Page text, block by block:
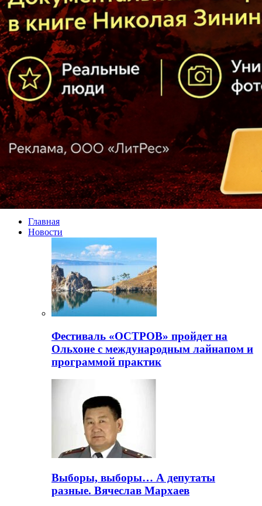
Главная
Новости
Фестиваль «ОСТРОВ» пройдет на
Ольхоне с международным лайнапом и
программой практик
Выборы, выборы… А депутаты
разные. Вячеслав Мархаев